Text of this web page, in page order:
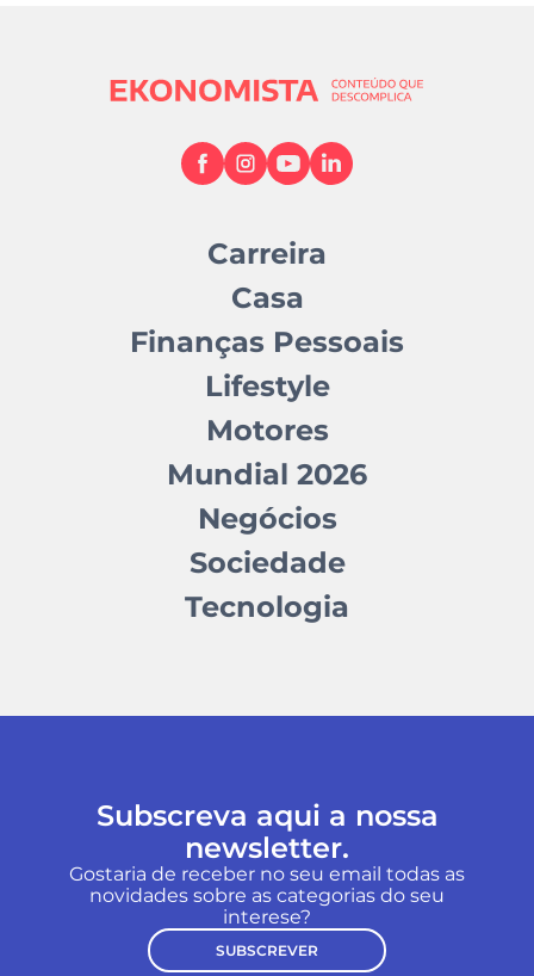
Carreira
Casa
Finanças Pessoais
Lifestyle
Motores
Mundial 2026
Negócios
Sociedade
Tecnologia
Subscreva aqui a nossa
newsletter.
Gostaria de receber no seu email todas as
novidades sobre as categorias do seu
interese?
SUBSCREVER